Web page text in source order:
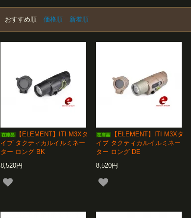
おすすめ順 価格順 新着順
【ELEMENT】ITI M3Xタ
イプ タクティカルイルミネー
ター ロング BK
8,520円
【ELEMENT】ITI M3Xタ
イプ タクティカルイルミネー
ター ロング DE
8,520円